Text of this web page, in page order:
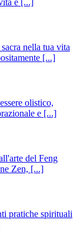
e [...]
nella tua vita
[...]
olistico,
e [...]
del Feng
Zen, [...]
pratiche spirituali